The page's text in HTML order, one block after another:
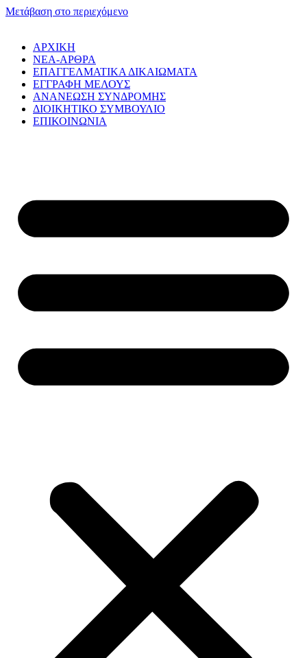
Μετάβαση στο περιεχόμενο
ΑΡΧΙΚΗ
NEA-ΑΡΘΡΑ
ΕΠΑΓΓΕΛΜΑΤΙΚΑ ΔΙΚΑΙΩΜΑΤΑ
ΕΓΓΡΑΦΗ ΜΕΛΟΥΣ
ΑΝΑΝΕΩΣΗ ΣΥΝΔΡΟΜΗΣ
ΔΙΟΙΚΗΤΙΚΟ ΣΥΜΒΟΥΛΙΟ
ΕΠΙΚΟΙΝΩΝΙΑ